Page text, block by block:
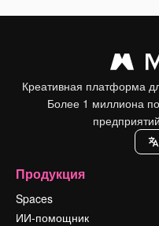
Креативная платформа
Более 1 миллиона
Продукция
Spaces
ИИ-помощник